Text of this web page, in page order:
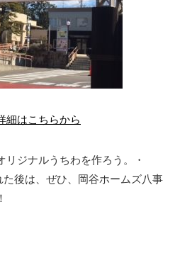
はこちらから
リジナルうちわを作ろう。・
後は、ぜひ、岡谷ホームズ八事